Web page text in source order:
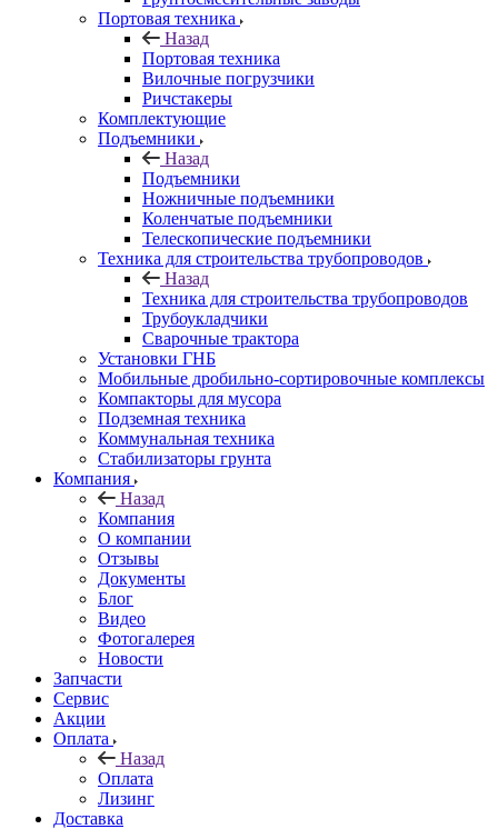
Портовая техника
Назад
Портовая техника
Вилочные погрузчики
Ричстакеры
Комплектующие
Подъемники
Назад
Подъемники
Ножничные подъемники
Коленчатые подъемники
Телескопические подъемники
Техника для строительства трубопроводов
Назад
Техника для строительства трубопроводов
Трубоукладчики
Сварочные трактора
Установки ГНБ
Мобильные дробильно-сортировочные комплексы
Компакторы для мусора
Подземная техника
Коммунальная техника
Стабилизаторы грунта
Компания
Назад
Компания
О компании
Отзывы
Документы
Блог
Видео
Фотогалерея
Новости
Запчасти
Сервис
Акции
Оплата
Назад
Оплата
Лизинг
Доставка